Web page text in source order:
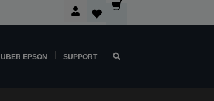
ÜBER EPSON SUPPORT